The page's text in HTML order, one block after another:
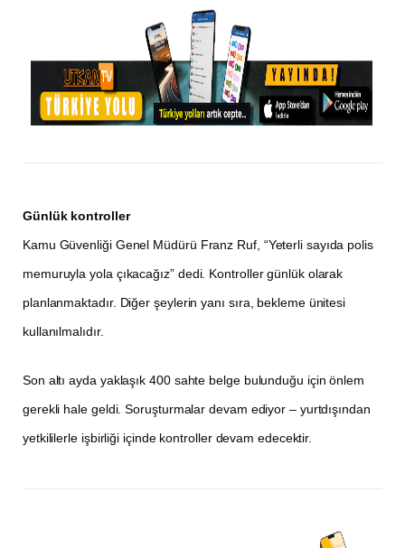
Günlük kontroller
Kamu Güvenliği Genel Müdürü Franz Ruf, “Yeterli sayıda polis
memuruyla yola çıkacağız” dedi. Kontroller günlük olarak
planlanmaktadır. Diğer şeylerin yanı sıra, bekleme ünitesi
kullanılmalıdır.
Son altı ayda yaklaşık 400 sahte belge bulunduğu için önlem
gerekli hale geldi. Soruşturmalar devam ediyor – yurtdışından
yetkililerle işbirliği içinde kontroller devam edecektir.